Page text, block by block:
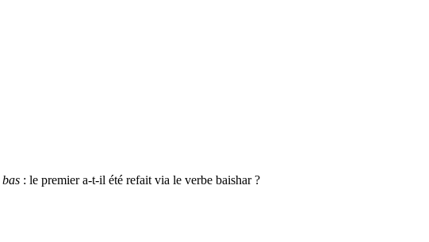
bas : le premier a-t-il été refait via le verbe baishar ?